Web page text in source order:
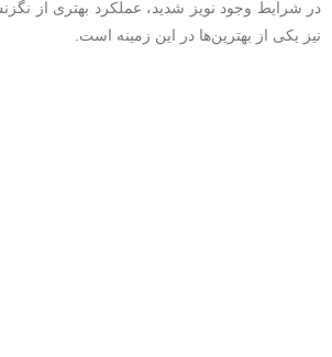
در شرایط وجود نویز شدید، عملکرد بهتری از
نیز یکی از بهترین‌ها در این زمینه است.